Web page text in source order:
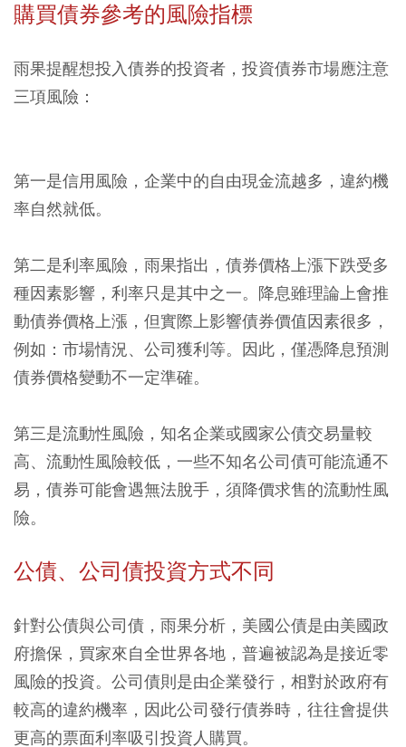
購買債券參考的風險指標
雨果提醒想投入債券的投資者，投資債券市場應注意
三項風險：
第一是信用風險，企業中的自由現金流越多，違約機
率自然就低。
第二是利率風險，雨果指出，債券價格上漲下跌受多
種因素影響，利率只是其中之一。降息雖理論上會推
動債券價格上漲，但實際上影響債券價值因素很多，
例如：市場情況、公司獲利等。因此，僅憑降息預測
債券價格變動不一定準確。
第三是流動性風險，知名企業或國家公債交易量較
高、流動性風險較低，一些不知名公司債可能流通不
易，債券可能會遇無法脫手，須降價求售的流動性風
險。
公債、公司債投資方式不同
針對公債與公司債，雨果分析，美國公債是由美國政
府擔保，買家來自全世界各地，普遍被認為是接近零
風險的投資。公司債則是由企業發行，相對於政府有
較高的違約機率，因此公司發行債券時，往往會提供
更高的票面利率吸引投資人購買。